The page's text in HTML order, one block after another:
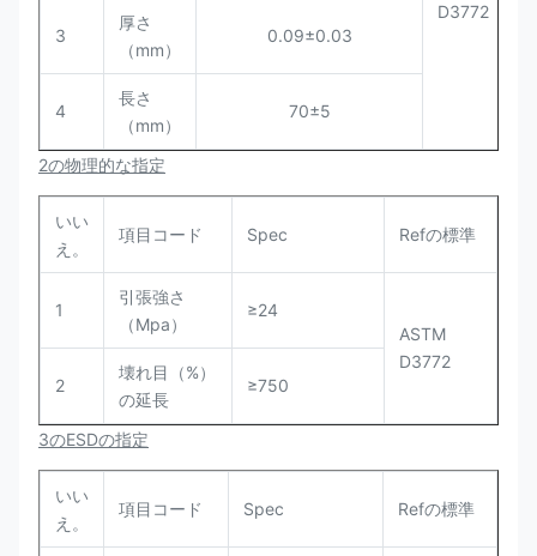
D3772
3
厚さ
（mm）
0.09±0.03
4
長さ
（mm）
70±5
2の物理的な指定
いい
え。
項目コード Spec Refの標準
1
引張強さ
（Mpa）
≥24
ASTM
D3772
2
壊れ目（%）
の延長
≥750
3のESDの指定
いい
え。
項目コード Spec Refの標準